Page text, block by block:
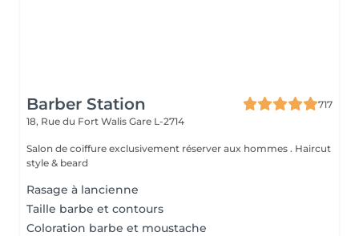
Barber Station
717
18, Rue du Fort Walis Gare L-2714
Salon de coiffure exclusivement réserver aux hommes . Haircut
style & beard
Rasage à lancienne
Taille barbe et contours
Coloration barbe et moustache